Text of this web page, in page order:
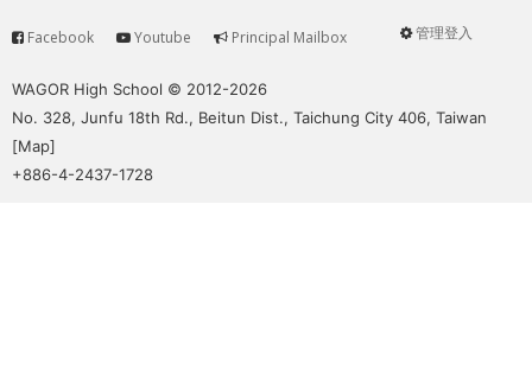
User
管理登入
Service
Facebook Youtube Principal Mailbox
WAGOR High School © 2012-2026
No. 328, Junfu 18th Rd., Beitun Dist., Taichung City 406, Taiwan
[Map]
+886-4-2437-1728